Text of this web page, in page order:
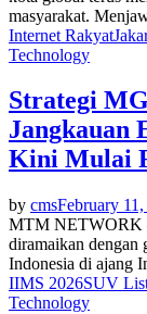
masyarakat.
Internet Rakyat
Technology
Strategi
Jangkauan
Kini Mulai
by cmsFebruary
MTM NETWORK
diramaikan dengan
Indonesia di ajang
IIMS 2026SUV
Technology